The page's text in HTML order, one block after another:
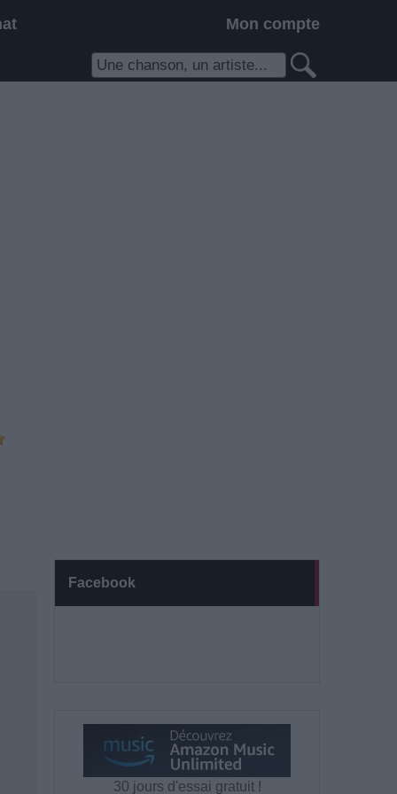
Mon compte
Facebook
30 jours d'essai gratuit !